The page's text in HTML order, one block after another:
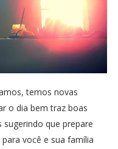
temos novas
o dia bem traz boas
que prepare
você e sua família